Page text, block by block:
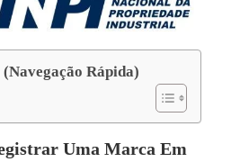
Rápida)
Uma Marca Em